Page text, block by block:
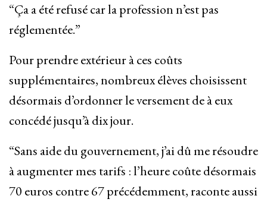
“Ça a été refusé car la profession n’est pas
réglementée.”
Pour prendre extérieur à ces coûts
supplémentaires, nombreux élèves choisissent
désormais d’ordonner le versement de à eux
concédé jusqu’à dix jour.
“Sans aide du gouvernement, j’ai dû me résoudre
à augmenter mes tarifs : l’heure coûte désormais
70 euros contre 67 précédemment, raconte aussi